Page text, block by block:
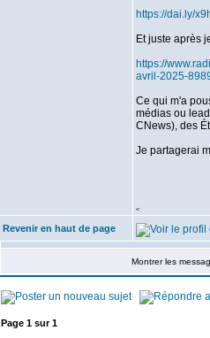
https://dai.ly/
Et juste après
https://
avril-2025-
Ce qui m'a
médias ou
CNews), des
Je partagerai
<
Revenir en haut de page
Montrer les
Page 1 sur1